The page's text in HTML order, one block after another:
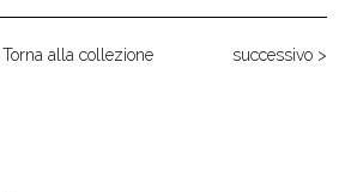
Torna alla collezione successivo >